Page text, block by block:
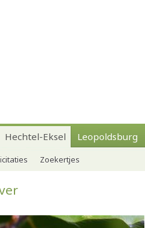
Hechtel-Eksel Leopoldsburg
Zoekertjes